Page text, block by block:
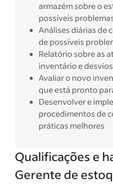
armazém sobre o
possíveis
Análises diárias de
de possíveis
Relatório sobre as
inventário e desvios
Avaliar o novo
que está pronto
Desenvolver e
procedimentos de
práticas melhores
Qualificações e
Gerente de